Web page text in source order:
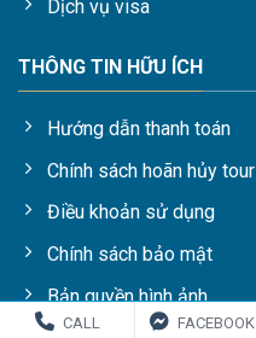
Dịch vụ visa
THÔNG TIN HỮU ÍCH
Hướng dẫn thanh toán
Chính sách hoãn hủy tour
Điều khoản sử dụng
Chính sách bảo mật
Bản quyền hình ảnh
CALL FACEBOOK